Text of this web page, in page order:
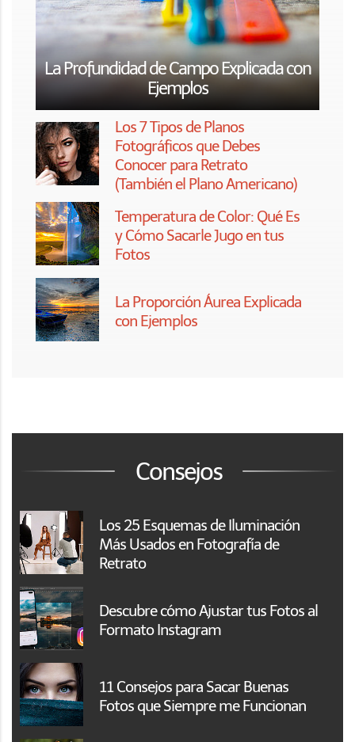
La Profundidad de Campo Explicada con
Ejemplos
Los 7 Tipos de Planos
Fotográficos que Debes
Conocer para Retrato
(También el Plano Americano)
Temperatura de Color: Qué Es
y Cómo Sacarle Jugo en tus
Fotos
La Proporción Áurea Explicada
con Ejemplos
Consejos
Los 25 Esquemas de Iluminación
Más Usados en Fotografía de
Retrato
Descubre cómo Ajustar tus Fotos al
Formato Instagram
11 Consejos para Sacar Buenas
Fotos que Siempre me Funcionan